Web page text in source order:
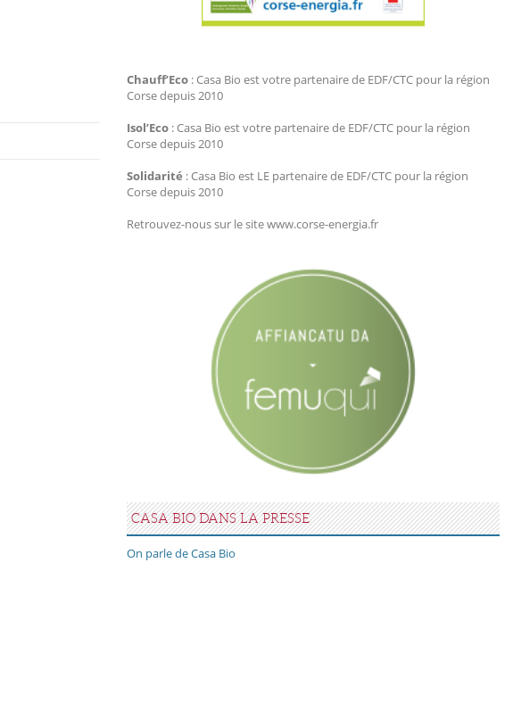
Chauff’Eco : Casa Bio est votre partenaire de EDF/CTC pour la région
Corse depuis 2010
Isol’Eco : Casa Bio est votre partenaire de EDF/CTC pour la région
Corse depuis 2010
Solidarité : Casa Bio est LE partenaire de EDF/CTC pour la région
Corse depuis 2010
Retrouvez-nous sur le site www.corse-energia.fr
CASA BIO DANS LA PRESSE
On parle de Casa Bio